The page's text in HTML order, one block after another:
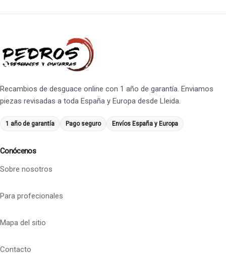
Recambios de desguace online con 1 año de garantía. Enviamos
piezas revisadas a toda España y Europa desde Lleida.
1 año de garantía Pago seguro Envíos España y Europa
Conócenos
Sobre nosotros
Para profecionales
Mapa del sitio
Contacto